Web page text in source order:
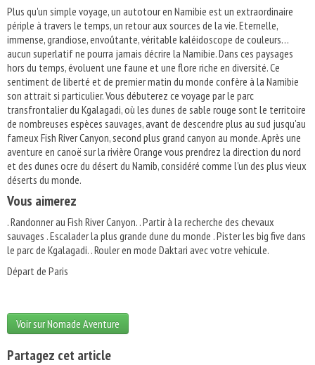
Plus qu'un simple voyage, un autotour en Namibie est un extraordinaire
périple à travers le temps, un retour aux sources de la vie. Eternelle,
immense, grandiose, envoûtante, véritable kaléidoscope de couleurs…
aucun superlatif ne pourra jamais décrire la Namibie. Dans ces paysages
hors du temps, évoluent une faune et une flore riche en diversité. Ce
sentiment de liberté et de premier matin du monde confère à la Namibie
son attrait si particulier. Vous débuterez ce voyage par le parc
transfrontalier du Kgalagadi, où les dunes de sable rouge sont le territoire
de nombreuses espèces sauvages, avant de descendre plus au sud jusqu'au
fameux Fish River Canyon, second plus grand canyon au monde. Après une
aventure en canoë sur la rivière Orange vous prendrez la direction du nord
et des dunes ocre du désert du Namib, considéré comme l'un des plus vieux
déserts du monde.
Vous aimerez
. Randonner au Fish River Canyon. . Partir à la recherche des chevaux
sauvages . Escalader la plus grande dune du monde . Pister les big five dans
le parc de Kgalagadi. . Rouler en mode Daktari avec votre vehicule.
Départ de Paris
Voir sur Nomade Aventure
Partagez cet article